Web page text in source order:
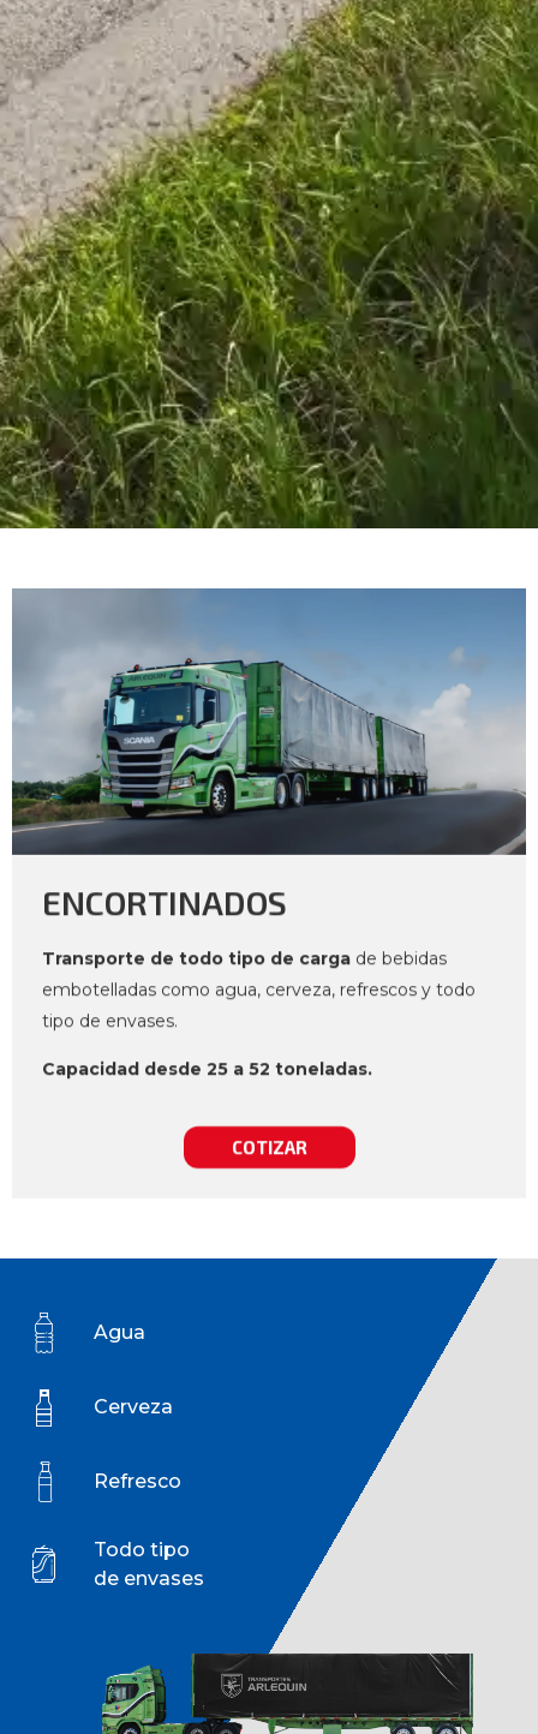
ENCORTINADOS
Transporte de todo tipo de carga de bebidas
embotelladas como agua, cerveza, refrescos y todo
tipo de envases.
Capacidad desde 25 a 52 toneladas.
COTIZAR
Agua
Cerveza
Refresco
Todo tipo
de envases